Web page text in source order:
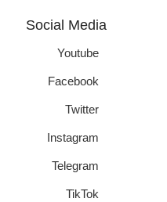
Social Media
Youtube
Facebook
Twitter
Instagram
Telegram
TikTok